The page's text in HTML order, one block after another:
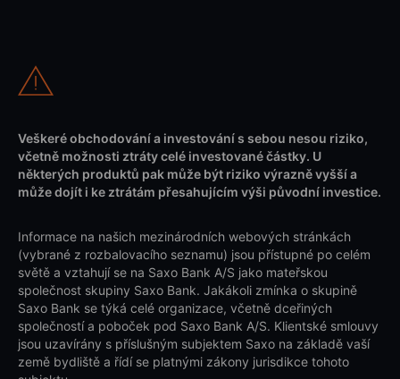
Veškeré obchodování a investování s sebou nesou riziko,
včetně možnosti ztráty celé investované částky. U
některých produktů pak může být riziko výrazně vyšší a
může dojít i ke ztrátám přesahujícím výši původní investice.
Informace na našich mezinárodních webových stránkách
(vybrané z rozbalovacího seznamu) jsou přístupné po celém
světě a vztahují se na Saxo Bank A/S jako mateřskou
společnost skupiny Saxo Bank. Jakákoli zmínka o skupině
Saxo Bank se týká celé organizace, včetně dceřiných
společností a poboček pod Saxo Bank A/S. Klientské smlouvy
jsou uzavírány s příslušným subjektem Saxo na základě vaší
země bydliště a řídí se platnými zákony jurisdikce tohoto